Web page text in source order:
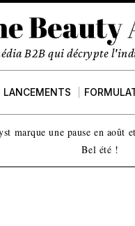
B2B qui décrypte
LANCEMENTS
marque une pause en août
Bel été !